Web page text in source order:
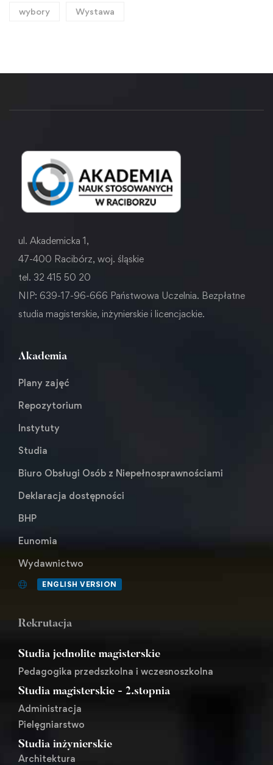
wybory Wystawa
ul. Akademicka 1,
47-400 Racibórz, woj. śląskie
tel. 32 415 50 20
NIP: 639-17-96-666 Państwowa Uczelnia. Bezpłatne
studia magisterskie, inżynierskie i licencjackie.
Akademia
Plany zajęć
Repozytorium
Instytuty
Studia
Biuro Obsługi Osób z Niepełnosprawnościami
Deklaracja dostępności
BHP
Eunomia
Wydawnictwo
ENGLISH VERSION
Rekrutacja
Studia jednolite magisterskie
Pedagogika przedszkolna i wczesnoszkolna
Studia magisterskie - 2.stopnia
Administracja
Pielęgniarstwo
Studia inżynierskie
Architektura